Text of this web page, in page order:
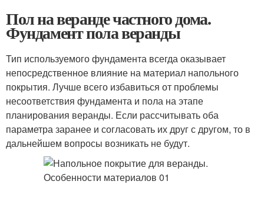
Пол на веранде частного дома.
Фундамент пола веранды
Тип используемого фундамента всегда оказывает
непосредственное влияние на материал напольного
покрытия. Лучше всего избавиться от проблемы
несоответствия фундамента и пола на этапе
планирования веранды. Если рассчитывать оба
параметра заранее и согласовать их друг с другом, то в
дальнейшем вопросы возникать не будут.